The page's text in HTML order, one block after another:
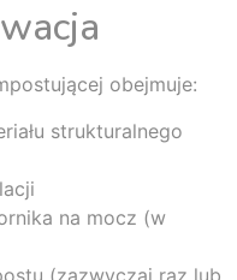
obejmuje:
strukturalnego
na mocz (w
(zazwyczaj raz lub